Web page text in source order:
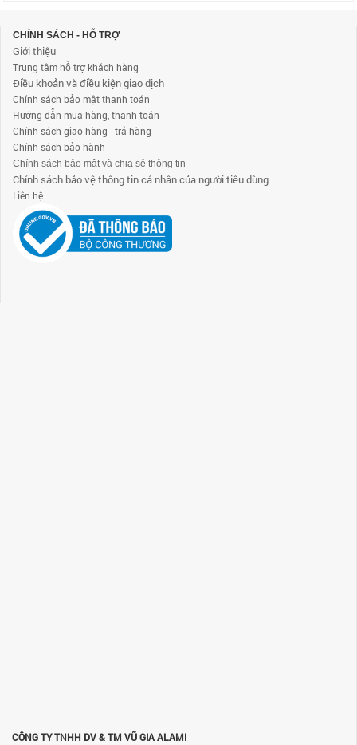
CHÍNH SÁCH - HỖ TRỢ
Giới thiệu
Trung tâm hỗ trợ khách hàng
Điều khoản và điều kiện giao dịch
Chính sách bảo mật thanh toán
Hướng dẫn mua hàng, thanh toán
Chính sách giao hàng - trả hàng
Chính sách bảo hành
Chính sách bảo mật và chia sẻ thông tin
Chính sách bảo vệ thông tin cá nhân của người tiêu dùng
Liên hệ
CÔNG TY TNHH DV & TM VŨ GIA ALAMI